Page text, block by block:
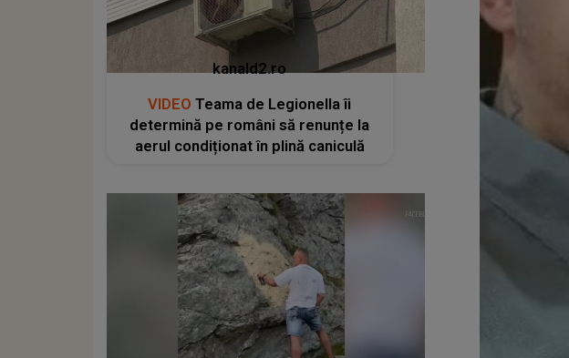
kanald2.ro
VIDEO Teama de Legionella îi
determină pe români să renunțe la
aerul condiționat în plină caniculă